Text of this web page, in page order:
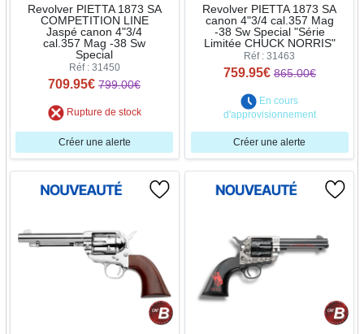
Revolver PIETTA 1873 SA
COMPETITION LINE
Jaspé canon 4"3/4
cal.357 Mag -38 Sw
Special
Réf : 31450
709.95€ 799.00€
Rupture de stock
Créer une alerte
Revolver PIETTA 1873 SA
canon 4"3/4 cal.357 Mag
-38 Sw Special "Série
Limitée CHUCK NORRIS"
Réf : 31463
759.95€ 865.00€
En cours
d'approvisionnement
Créer une alerte